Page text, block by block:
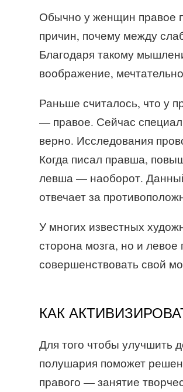
Обычно у женщин правое
причин, почему между
Благодаря такому
воображение,
Раньше считалось, что у
— правое. Сейчас
верно. Исследования
Когда писал правша,
левша — наоборот.
отвечает за
У многих известных
сторона мозга, но и
совершенствовать свой
КАК
Для того чтобы улучшить
полушария поможет
правого — занятие